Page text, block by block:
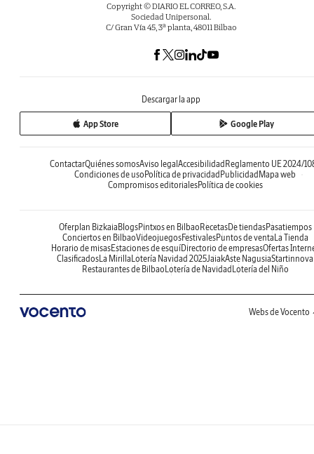
Copyright © DIARIO EL CORREO, S.A.
Sociedad Unipersonal.
C/ Gran Vía 45, 3ª planta, 48011 Bilbao
Descargar la app
App Store Google Play
ContactarQuiénes somosAviso legal Accesibilidad Reglamento UE 2024/
Condiciones de uso Política de privacidad Publicidad Mapa web
Compromisos editorialesPolítica de cookies
Oferplan Bizkaia BlogsPintxos en Bilbao RecetasDe tiendasPasatiempos
Conciertos en BilbaoVideojuegosFestivalesPuntos de venta La Tienda
Horario de misasEstaciones de esquíDirectorio de empresasOfertas
ClasificadosLa Mirilla Lotería Navidad 2025JaiakAste NagusiaStartinnova
Restaurantes de Bilbao Lotería de Navidad Lotería del Niño
Webs de Vocento